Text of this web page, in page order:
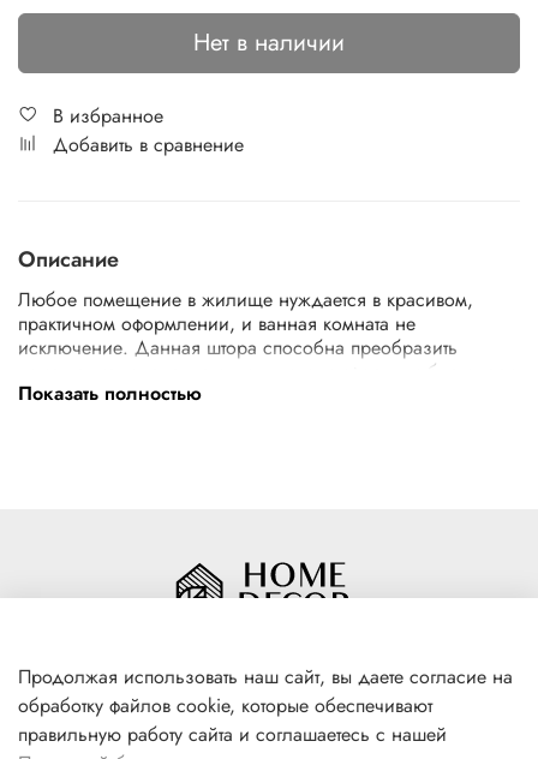
Нет в наличии
В избранное
Добавить в сравнение
Описание
Любое помещение в жилище нуждается в красивом,
практичном оформлении, и ванная комната не
исключение. Данная штора способна преобразить
помещение, сделать его уютным и комфортным благодаря
современному дизайну. Штора выполнена из ткани с
комплект входят 12 пластиковых колец (цвет прозрачный).
Плотность, гр/м2: 90
Материал: 100% полиэстер
Особенности: Водооталкивающая пропитка
Материал / состав изделия: 100% полиэстер
Материал / состав верха: Полиэстер
Показать полностью
+7(996) 316 00 81
г. Якутск, ул. Лермонтова 102
Продолжая использовать наш сайт, вы даете согласие на
обработку файлов cookie, которые обеспечивают
правильную работу сайта и соглашаетесь с нашей